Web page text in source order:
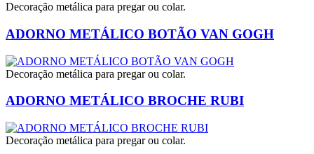
Decoração metálica para pregar ou colar.
ADORNO METÁLICO BOTÃO VAN GOGH
Decoração metálica para pregar ou colar.
ADORNO METÁLICO BROCHE RUBI
Decoração metálica para pregar ou colar.